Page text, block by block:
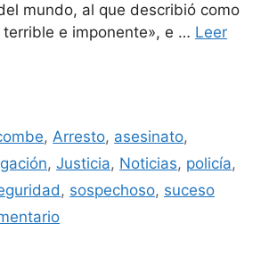
mundo, al que describió como
terrible e imponente», e … Leer
,Arresto, asesinato,
, Justicia, Noticias, policía,
, sospechoso, suceso